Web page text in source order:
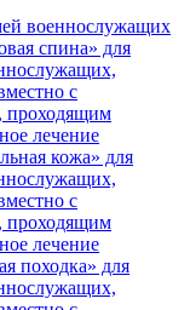
военнослужащих
спина» для
с
проходящим
лечение
кожа» для
с
проходящим
лечение
походка» для